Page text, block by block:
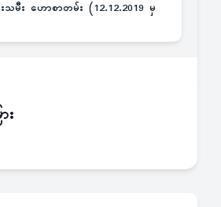
မီး ဟောစာတမ်း (12.12.2019 မှ
း